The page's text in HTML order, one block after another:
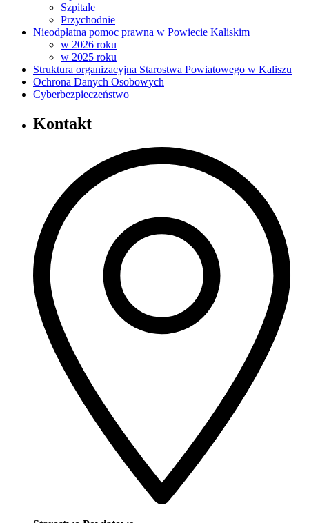
Szpitale
Przychodnie
Nieodpłatna pomoc prawna w Powiecie Kaliskim
w 2026 roku
w 2025 roku
Struktura organizacyjna Starostwa Powiatowego w Kaliszu
Ochrona Danych Osobowych
Cyberbezpieczeństwo
Kontakt